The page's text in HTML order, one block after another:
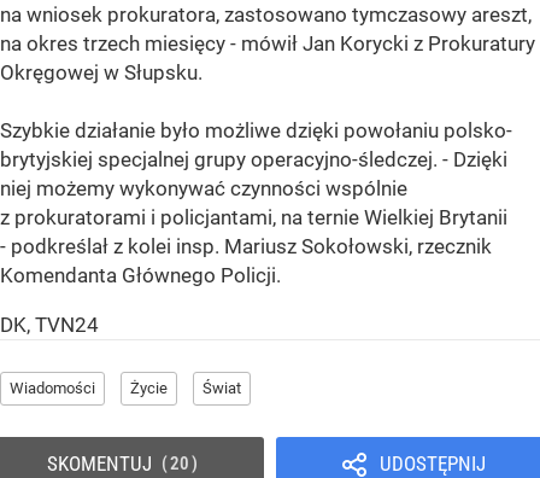
na wniosek prokuratora, zastosowano tymczasowy areszt,
na okres trzech miesięcy - mówił Jan Korycki z Prokuratury
Okręgowej w Słupsku.
Szybkie działanie było możliwe dzięki powołaniu polsko-
brytyjskiej specjalnej grupy operacyjno-śledczej. - Dzięki
niej możemy wykonywać czynności wspólnie
z prokuratorami i policjantami, na ternie Wielkiej Brytanii
- podkreślał z kolei insp. Mariusz Sokołowski, rzecznik
Komendanta Głównego Policji.
DK, TVN24
Wiadomości Życie Świat
UDOSTĘPNIJ
SKOMENTUJ 20